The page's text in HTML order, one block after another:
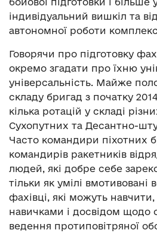
індивідуальний вишкіл та
автономної роботи
Говорячи про підготовку
окремо згадати про їхню
універсальність. Майже
складу бригад з початку
кілька ротацій у складі
Сухопутних та Десантно-
Часто командири піхотних
командирів ракетників
людей, які добре себе
тільки як умілі вмотивовані
фахівці, які можуть
навичками і досвідом щодо
ведення протиповітряної